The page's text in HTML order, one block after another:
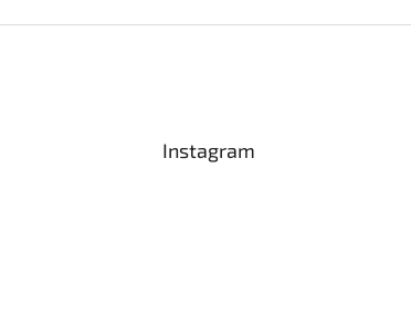
Instagram